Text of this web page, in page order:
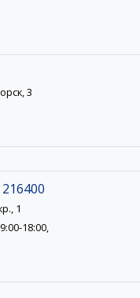
3
1
18:00,